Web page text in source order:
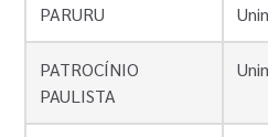
PARURU
PATROCÍNIO
PAULISTA